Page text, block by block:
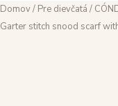
Domov/ Pre dievčatá /
Garter stitch snood scarf